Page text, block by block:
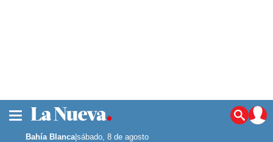
Noticias
La ciudad
Bahía Blanca|sábado, 8 de agosto